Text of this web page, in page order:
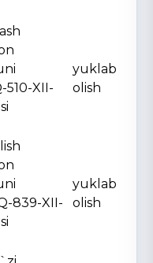
510-XII-
yuklab
olish
839-XII-
yuklab
olish